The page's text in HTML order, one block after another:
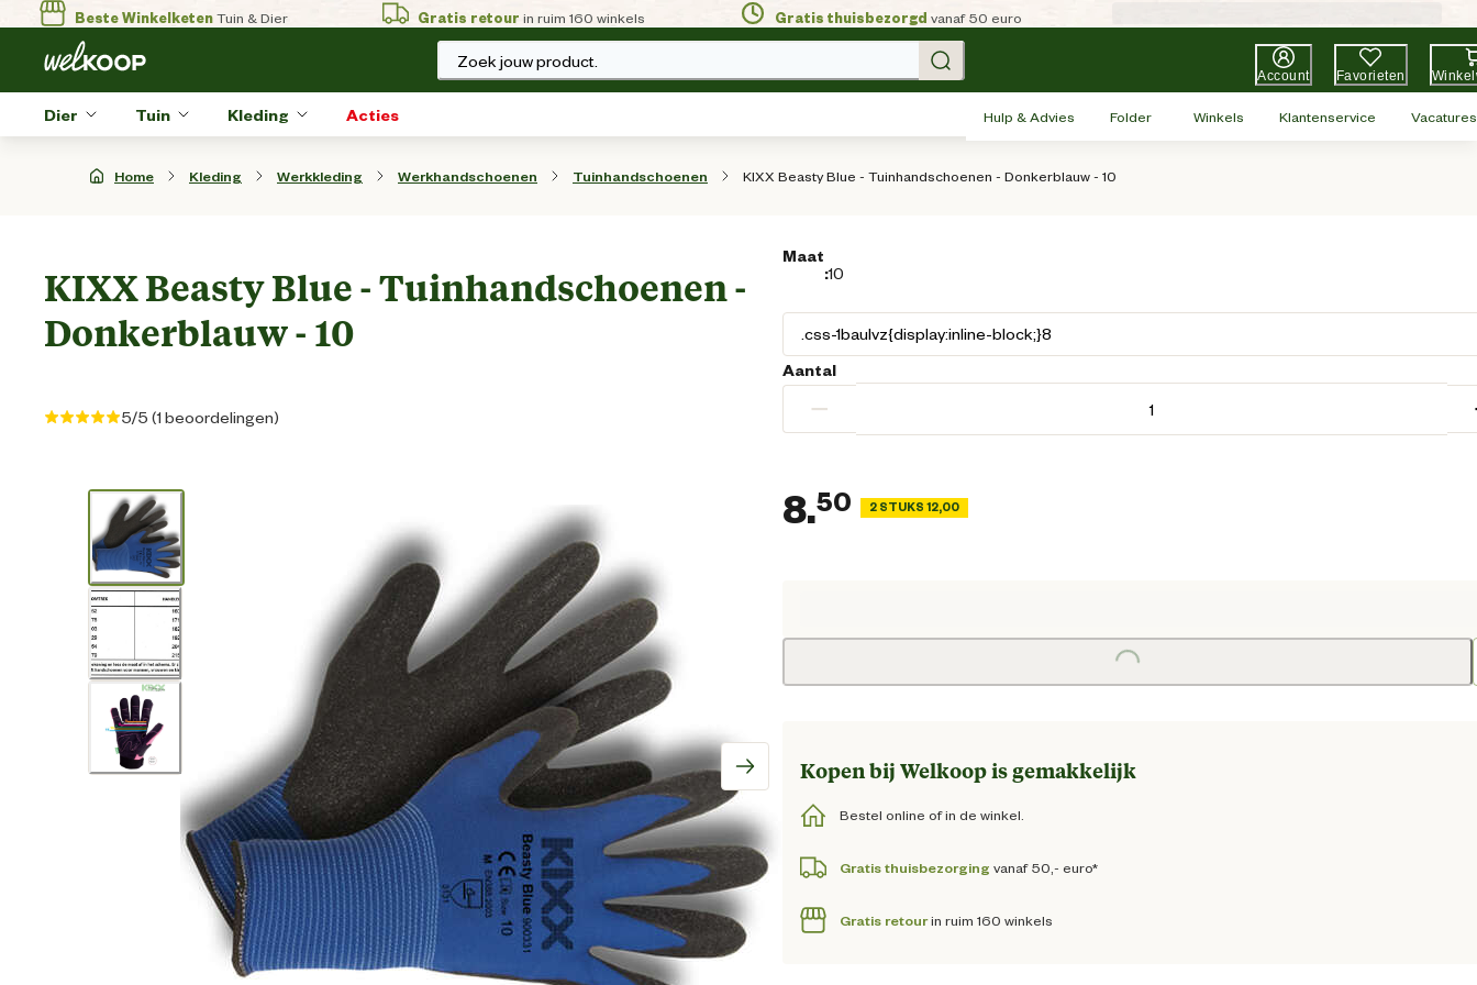
Beste WinkelketenTuin & Dier Gratis retour in ruim 160 winkels Gratis thuisbezorgd vanaf 50 euro
Zoek jouw product.
Account Favorieten
Dier Tuin Kleding Acties Hulp & Advies Folder Winkels Klantenservice Vacatures
Home Kleding Werkkleding Werkhandschoenen Tuinhandschoenen KIXX Beasty Blue - Tuinhandschoenen - Donkerblauw - 10
KIXX Beasty Blue - Tuinhandschoenen -
Donkerblauw - 10
5/5 (1 beoordelingen)
Maat
:10
Aantal
−
8.50 2 STUKS 12,00
Loading...
Kopen bij Welkoop is gemakkelijk
Bestel online of in de winkel.
Gratis thuisbezorging vanaf 50,- euro*
Gratis retourin ruim 160 winkels